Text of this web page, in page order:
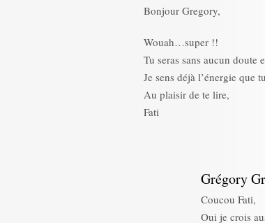
Bonjour Gregory,
Wouah…super !!
Tu seras sans aucun doute
Je sens déjà l’énergie que
Au plaisir de te lire,
Fati
Grégory
Coucou Fati,
Oui je crois